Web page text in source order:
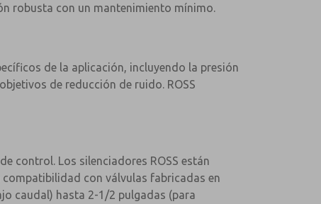
robusta con un mantenimiento mínimo.
de la aplicación, incluyendo la presión
de reducción de ruido. ROSS
control. Los silenciadores ROSS están
con válvulas fabricadas en
caudal) hasta 2-1/2 pulgadas (para